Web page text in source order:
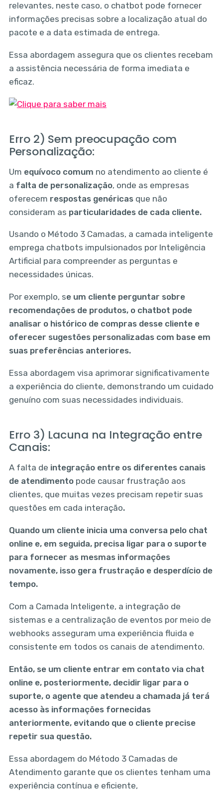
relevantes, neste caso, o chatbot pode fornecer
informações precisas sobre a localização atual do
pacote e a data estimada de entrega.
Essa abordagem assegura que os clientes recebam
a assistência necessária de forma imediata e
eficaz.
Erro 2) Sem preocupação com
Personalização:
Um equívoco comum no atendimento ao cliente é
a falta de personalização, onde as empresas
oferecem respostas genéricasque não
consideram as particularidades de cada cliente.
Usando o Método 3 Camadas, a camada inteligente
emprega chatbots impulsionados por Inteligência
Artificial para compreender as perguntas e
necessidades únicas.
Por exemplo, se um cliente perguntar sobre
recomendações de produtos, o chatbot pode
analisar o histórico de compras desse cliente e
oferecer sugestões personalizadas com base em
suas preferências anteriores.
Essa abordagem visa aprimorar significativamente
a experiência do cliente, demonstrando um cuidado
genuíno com suas necessidades individuais.
Erro 3) Lacuna na Integração entre
Canais:
A falta de integração entre os diferentes canais
de atendimento pode causar frustração aos
clientes, que muitas vezes precisam repetir suas
questões em cada interação.
Quando um cliente inicia uma conversa pelo chat
online e, em seguida, precisa ligar para o suporte
para fornecer as mesmas informações
novamente, isso gera frustração e desperdício de
tempo.
Com a Camada Inteligente, a integração de
sistemas e a centralização de eventos por meio de
webhooks asseguram uma experiência fluida e
consistente em todos os canais de atendimento.
Então, se um cliente entrar em contato via chat
online e, posteriormente, decidir ligar para o
suporte, o agente que atendeu a chamada já terá
acesso às informações fornecidas
anteriormente, evitando que o cliente precise
repetir sua questão.
Essa abordagem do Método 3 Camadas de
Atendimento garante que os clientes tenham uma
experiência contínua e eficiente,